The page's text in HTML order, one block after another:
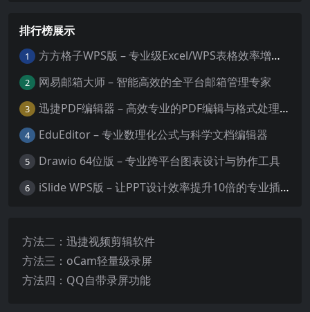
排行榜展示
1 方方格子WPS版 – 专业级Excel/WPS表格效率增强插件
2 网易邮箱大师 – 智能高效的全平台邮箱管理专家
3 迅捷PDF编辑器 – 高效专业的PDF编辑与格式处理工具
4 EduEditor – 专业数理化公式与科学文档编辑器
5 Drawio 64位版 – 专业跨平台图表设计与协作工具
6 iSlide WPS版 – 让PPT设计效率提升10倍的专业插件
方法二：迅捷视频剪辑软件
方法三：oCam轻量级录屏
方法四：QQ自带录屏功能